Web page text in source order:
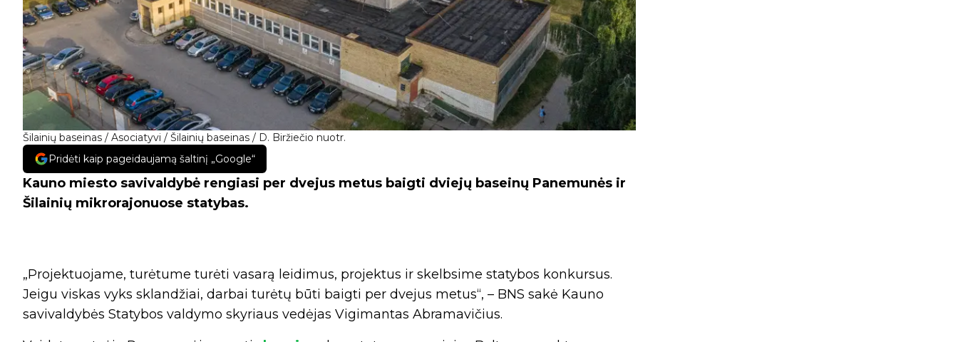
Šilainių baseinas / Asociatyvi / Šilainių baseinas / D. Biržiečio nuotr.
Pridėti kaip pageidaujamą šaltinį „Google“
Kauno miesto savivaldybė rengiasi per dvejus metus baigti dviejų baseinų Panemunės ir
Šilainių mikrorajonuose statybas.
„Projektuojame, turėtume turėti vasarą leidimus, projektus ir skelbsime statybos konkursus.
Jeigu viskas vyks sklandžiai, darbai turėtų būti baigti per dvejus metus“, – BNS sakė Kauno
savivaldybės Statybos valdymo skyriaus vedėjas Vigimantas Abramavičius.